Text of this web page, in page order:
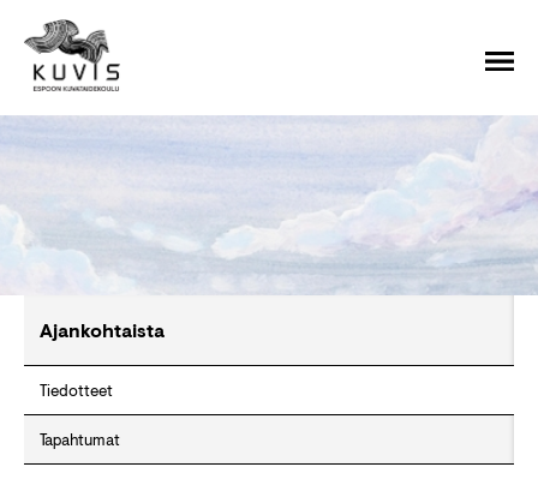
Ajankohtaista
Tiedotteet
Tapahtumat